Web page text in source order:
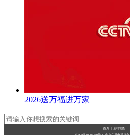
2026送万福进万家
首页 全站地图